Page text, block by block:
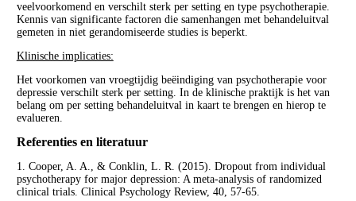
veelvoorkomend en verschilt sterk per setting en type psychotherapie.
Kennis van significante factoren die samenhangen met behandeluitval
gemeten in niet gerandomiseerde studies is beperkt.
Klinische implicaties:
Het voorkomen van vroegtijdig beëindiging van psychotherapie voor
depressie verschilt sterk per setting. In de klinische praktijk is het van
belang om per setting behandeluitval in kaart te brengen en hierop te
evalueren.
Referenties en literatuur
1. Cooper, A. A., & Conklin, L. R. (2015). Dropout from individual
psychotherapy for major depression: A meta-analysis of randomized
clinical trials. Clinical Psychology Review, 40, 57-65.